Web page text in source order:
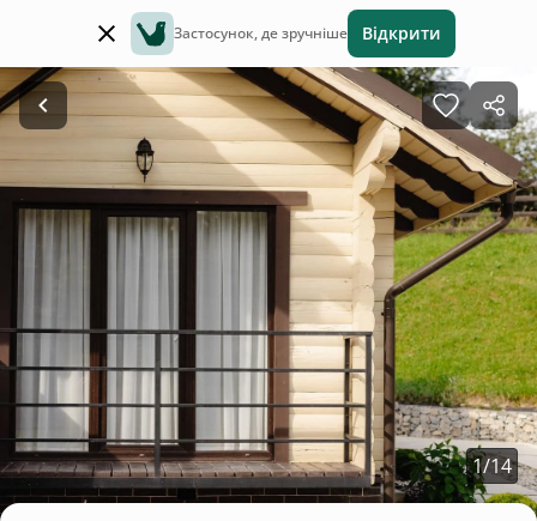
Застосунок, де зручніше Відкрити
1/14